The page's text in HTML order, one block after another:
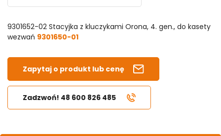
9301652-02 Stacyjka z kluczykami Orona, 4. gen., do kasety
wezwań 9301650-01
Zapytaj o produkt lub cenę
Zadzwoń! 48 600 826 485